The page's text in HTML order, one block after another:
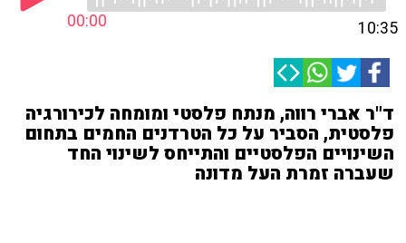
00:00 10:35
ד"ר אברי רווה, מנתח פלסטי ומומחה לכירורגיה
פלסטית, הסביר על כל הטרדנים החמים בתחום
השינויים הפלסטיים והתייחס לשינוי החד
שעברה זמרת העל מדונה